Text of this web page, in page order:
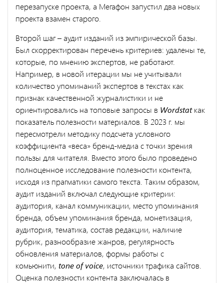
перезапуске проекта, а Мегафон запустил два новых
проекта взамен старого.
Второй шаг – аудит изданий из эмпирической базы.
Был скорректирован перечень критериев: удалены те,
которые, по мнению экспертов, не работают.
Например, в новой итерации мы не учитывали
количество упоминаний экспертов в текстах как
признак качественной журналистики и не
ориентировались на топовые запросы в Wordstatкак
показатель полезности материалов. В 2023 г. мы
пересмотрели методику подсчета условного
коэффициента «веса» бренд-медиа с точки зрения
пользы для читателя. Вместо этого было проведено
полноценное исследование полезности контента,
исходя из прагматики самого текста. Таким образом,
аудит изданий включал следующие критерии:
аудитория, канал коммуникации, место упоминания
бренда, объем упоминания бренда, монетизация,
аудитория, тематика, состав редакции, наличие
рубрик, разнообразие жанров, регулярность
обновления материалов, формы работы с
комьюнити, tone of voice, источники трафика сайтов.
Оценка полезности контента заключалась в